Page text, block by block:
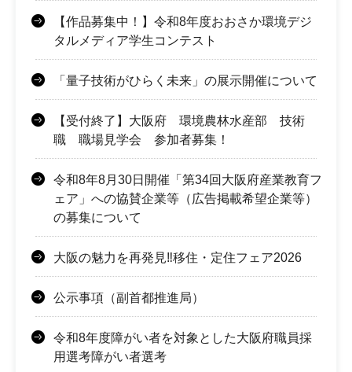
【作品募集中！】令和8年度おおさか環境デジ
タルメディア学生コンテスト
「量子技術がひらく未来」の展示開催について
【受付終了】大阪府 環境農林水産部 技術
職 職場見学会 参加者募集！
令和8年8月30日開催「第34回大阪府産業教育フ
ェア」への協賛企業等（広告掲載希望企業等）
の募集について
大阪の魅力を再発見‼移住・定住フェア2026
公示事項（副首都推進局）
令和8年度障がい者を対象とした大阪府職員採
用選考障がい者選考